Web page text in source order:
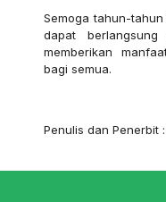
Semoga tahun-tahun
dapat
memberikan
bagi semua.
Penulis dan Penerbit